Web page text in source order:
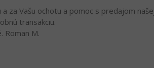
za Vašu ochotu a pomoc s predajom
transakciu.
Roman M.